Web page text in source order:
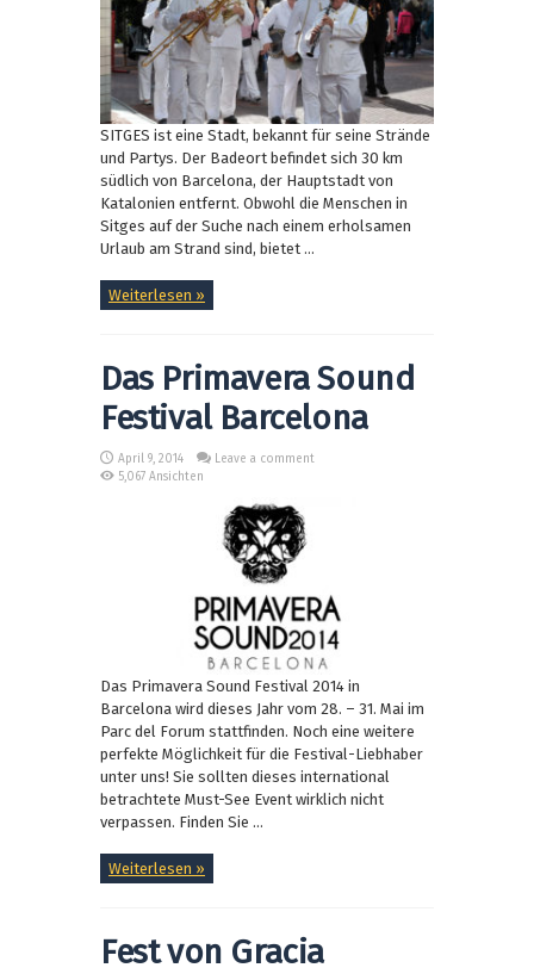
SITGES ist eine Stadt, bekannt für seine Strände
und Partys. Der Badeort befindet sich 30 km
südlich von Barcelona, der Hauptstadt von
Katalonien entfernt. Obwohl die Menschen in
Sitges auf der Suche nach einem erholsamen
Urlaub am Strand sind, bietet ...
Weiterlesen »
Das Primavera Sound
Festival Barcelona
April 9, 2014
Leave a comment
5,067 Ansichten
Das Primavera Sound Festival 2014 in
Barcelona wird dieses Jahr vom 28. – 31. Mai im
Parc del Forum stattfinden. Noch eine weitere
perfekte Möglichkeit für die Festival-Liebhaber
unter uns! Sie sollten dieses international
betrachtete Must-See Event wirklich nicht
verpassen. Finden Sie ...
Weiterlesen »
Fest von Gracia